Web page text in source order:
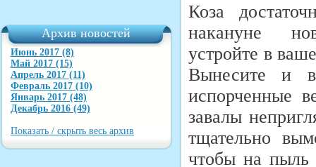
Архив новостей
Июнь 2017 (8)
Май 2017 (15)
Апрель 2017 (11)
Февраль 2017 (10)
Январь 2017 (48)
Декабрь 2016 (49)
Показать / скрыть весь архив
Коза
накануне
устройте в
Вынесите и
испорченные
завалы
тщательно
чтобы на